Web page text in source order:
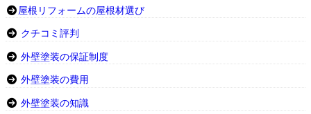
屋根リフォームの屋根材選び
クチコミ評判
外壁塗装の保証制度
外壁塗装の費用
外壁塗装の知識